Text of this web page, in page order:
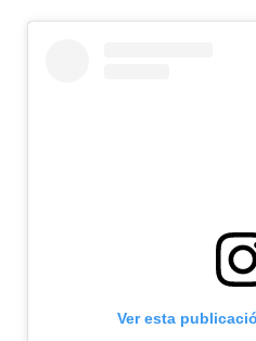
Ver esta